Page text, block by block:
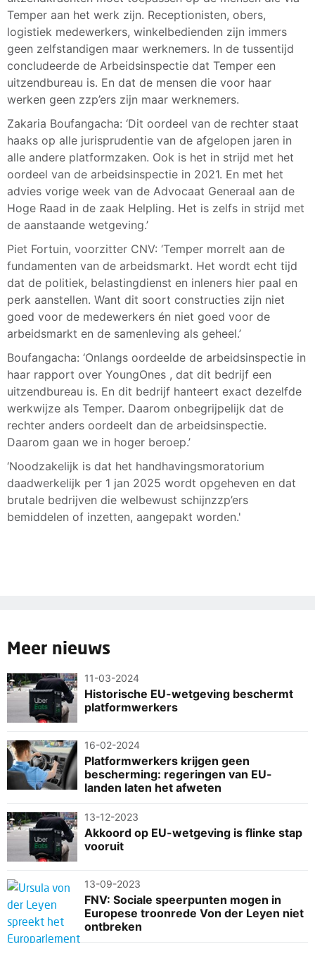
Temper aan het werk zijn. Receptionisten, obers,
logistiek medewerkers, winkelbedienden zijn immers
geen zelfstandigen maar werknemers. In de tussentijd
concludeerde de Arbeidsinspectie dat Temper een
uitzendbureau is. En dat de mensen die voor haar
werken geen zzp’ers zijn maar werknemers.
Zakaria Boufangacha: ‘Dit oordeel van de rechter staat
haaks op alle jurisprudentie van de afgelopen jaren in
alle andere platformzaken. Ook is het in strijd met het
oordeel van de arbeidsinspectie in 2021. En met het
advies vorige week van de Advocaat Generaal aan de
Hoge Raad in de zaak Helpling. Het is zelfs in strijd met
de aanstaande wetgeving.’
Piet Fortuin, voorzitter CNV: ‘Temper morrelt aan de
fundamenten van de arbeidsmarkt. Het wordt echt tijd
dat de politiek, belastingdienst en inleners hier paal en
perk aanstellen. Want dit soort constructies zijn niet
goed voor de medewerkers én niet goed voor de
arbeidsmarkt en de samenleving als geheel.’
Boufangacha: ‘Onlangs oordeelde de arbeidsinspectie in
haar rapport over YoungOnes , dat dit bedrijf een
uitzendbureau is. En dit bedrijf hanteert exact dezelfde
werkwijze als Temper. Daarom onbegrijpelijk dat de
rechter anders oordeelt dan de arbeidsinspectie.
Daarom gaan we in hoger beroep.’
‘Noodzakelijk is dat het handhavingsmoratorium
daadwerkelijk per 1 jan 2025 wordt opgeheven en dat
brutale bedrijven die welbewust schijnzzp’ers
bemiddelen of inzetten, aangepakt worden.'
Meer nieuws
11-03-2024
Historische EU-wetgeving beschermt
platformwerkers
16-02-2024
Platformwerkers krijgen geen
bescherming: regeringen van EU-
landen laten het afweten
13-12-2023
Akkoord op EU-wetgeving is flinke stap
vooruit
13-09-2023
FNV: Sociale speerpunten mogen in
Europese troonrede Von der Leyen niet
ontbreken